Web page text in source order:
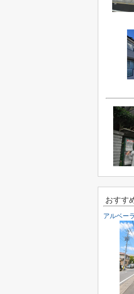
おすす
アルベー